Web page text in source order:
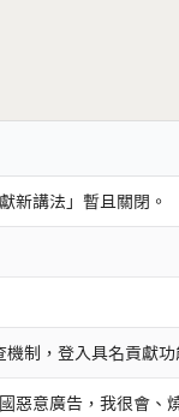
新講法」暫且關閉。
制，登入具名貢獻功
惡意廣告，我很會、